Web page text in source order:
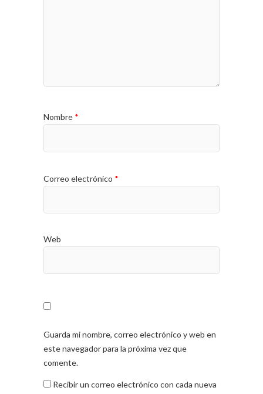
Nombre *
Correo electrónico *
Web
Guarda mi nombre, correo electrónico y web en
este navegador para la próxima vez que
comente.
Recibir un correo electrónico con cada nueva